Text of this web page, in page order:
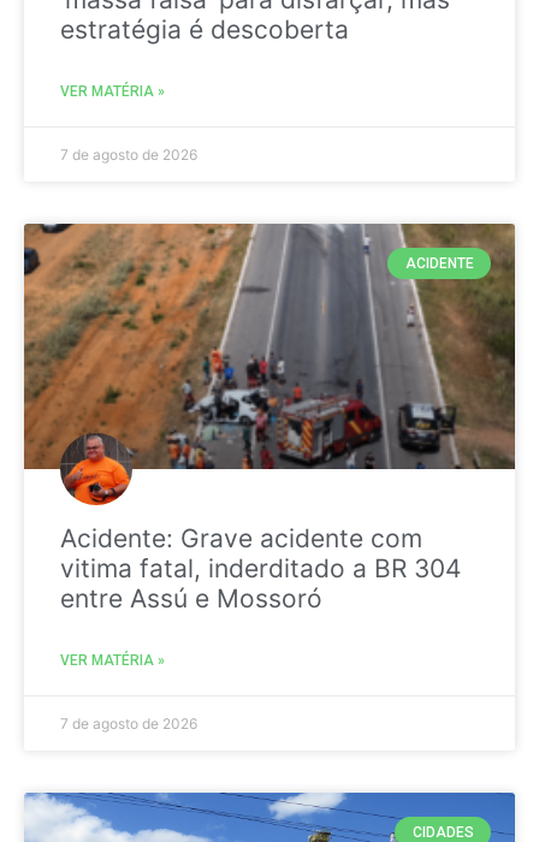
estratégia é descoberta
VER MATÉRIA »
7 de agosto de 2026
ACIDENTE
Acidente: Grave acidente com
vitima fatal, inderditado a BR 304
entre Assú e Mossoró
VER MATÉRIA »
7 de agosto de 2026
CIDADES